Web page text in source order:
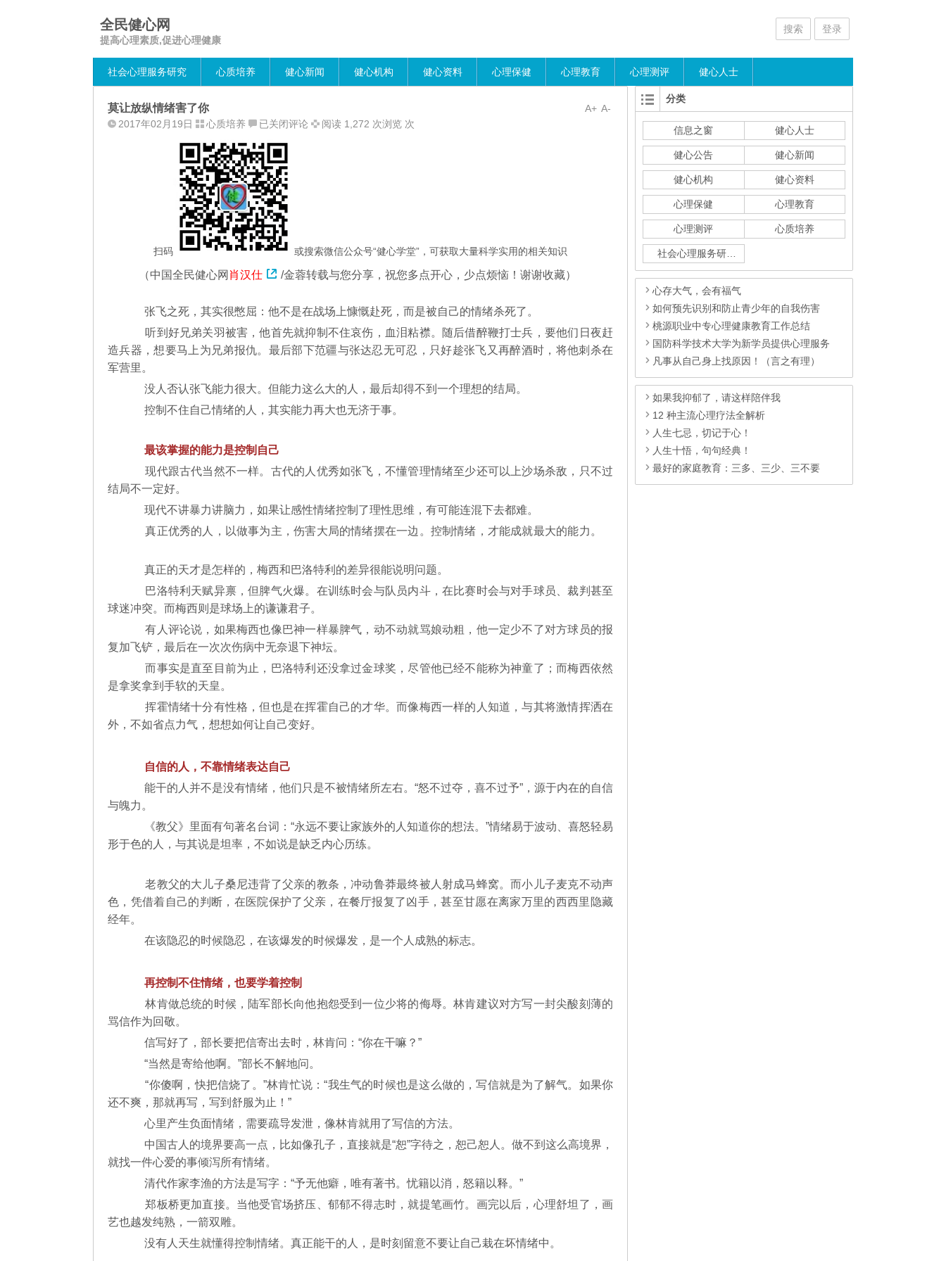
全民健心网
提高心理素质,促进心理健康
搜索 登录
社会心理服务研究 心质培养 健心新闻 健心机构 健心资料 心理保健 心理教育 心理测评 健心人士
A-
A+
莫让放纵情绪害了你
2017年02月19日 心质培养
莫
放
纵
情
绪
害
了
你
已关闭评论 阅读 1,272 次浏览 次
扫码 或搜索微信公众号“健心学堂”，可获取大量科学实用的相关知识
（中国全民健心网 肖汉仕 /金蓉转载与您分享，祝您多点开心，少点烦恼！谢谢收藏）
张飞之死，其实很憋屈：他不是在战场上慷慨赴死，而是被自己的情绪杀死了。
听到好兄弟关羽被害，他首先就抑制不住哀伤，血泪粘襟。随后借醉鞭打士兵，要他们日夜赶
造兵器，想要马上为兄弟报仇。最后部下范疆与张达忍无可忍，只好趁张飞又再醉酒时，将他刺杀在
军营里。
没人否认张飞能力很大。但能力这么大的人，最后却得不到一个理想的结局。
控制不住自己情绪的人，其实能力再大也无济于事。
最该掌握的能力是控制自己
现代跟古代当然不一样。古代的人优秀如张飞，不懂管理情绪至少还可以上沙场杀敌，只不过
结局不一定好。
现代不讲暴力讲脑力，如果让感性情绪控制了理性思维，有可能连混下去都难。
真正优秀的人，以做事为主，伤害大局的情绪摆在一边。控制情绪，才能成就最大的能力。
真正的天才是怎样的，梅西和巴洛特利的差异很能说明问题。
巴洛特利天赋异禀，但脾气火爆。在训练时会与队员内斗，在比赛时会与对手球员、裁判甚至
球迷冲突。而梅西则是球场上的谦谦君子。
有人评论说，如果梅西也像巴神一样暴脾气，动不动就骂娘动粗，他一定少不了对方球员的报
复加飞铲，最后在一次次伤病中无奈退下神坛。
而事实是直至目前为止，巴洛特利还没拿过金球奖，尽管他已经不能称为神童了；而梅西依然
是拿奖拿到手软的天皇。
挥霍情绪十分有性格，但也是在挥霍自己的才华。而像梅西一样的人知道，与其将激情挥洒在
外，不如省点力气，想想如何让自己变好。
自信的人，不靠情绪表达自己
能干的人并不是没有情绪，他们只是不被情绪所左右。“怒不过夺，喜不过予”，源于内在的自信
与魄力。
《教父》里面有句著名台词：“永远不要让家族外的人知道你的想法。”情绪易于波动、喜怒轻易
形于色的人，与其说是坦率，不如说是缺乏内心历练。
老教父的大儿子桑尼违背了父亲的教条，冲动鲁莽最终被人射成马蜂窝。而小儿子麦克不动声
色，凭借着自己的判断，在医院保护了父亲，在餐厅报复了凶手，甚至甘愿在离家万里的西西里隐藏
经年。
在该隐忍的时候隐忍，在该爆发的时候爆发，是一个人成熟的标志。
再控制不住情绪，也要学着控制
林肯做总统的时候，陆军部长向他抱怨受到一位少将的侮辱。林肯建议对方写一封尖酸刻薄的
骂信作为回敬。
信写好了，部长要把信寄出去时，林肯问：“你在干嘛？”
“当然是寄给他啊。”部长不解地问。
“你傻啊，快把信烧了。”林肯忙说：“我生气的时候也是这么做的，写信就是为了解气。如果你
还不爽，那就再写，写到舒服为止！”
心里产生负面情绪，需要疏导发泄，像林肯就用了写信的方法。
中国古人的境界要高一点，比如像孔子，直接就是“恕”字待之，恕己恕人。做不到这么高境界，
就找一件心爱的事倾泻所有情绪。
清代作家李渔的方法是写字：“予无他癖，唯有著书。忧籍以消，怒籍以释。”
郑板桥更加直接。当他受官场挤压、郁郁不得志时，就提笔画竹。画完以后，心理舒坦了，画
艺也越发纯熟，一箭双雕。
没有人天生就懂得控制情绪。真正能干的人，是时刻留意不要让自己栽在坏情绪中。
分类
信息之窗 健心人士
健心公告 健心新闻
健心机构 健心资料
心理保健 心理教育
心理测评 心质培养
心存大气，会有福气
如何预先识别和防止青少年的自我伤害
桃源职业中专心理健康教育工作总结
国防科学技术大学为新学员提供心理服务
凡事从自己身上找原因！（言之有理）
如果我抑郁了，请这样陪伴我
12 种主流心理疗法全解析
人生七忌，切记于心！
人生十悟，句句经典！
最好的家庭教育：三多、三少、三不要